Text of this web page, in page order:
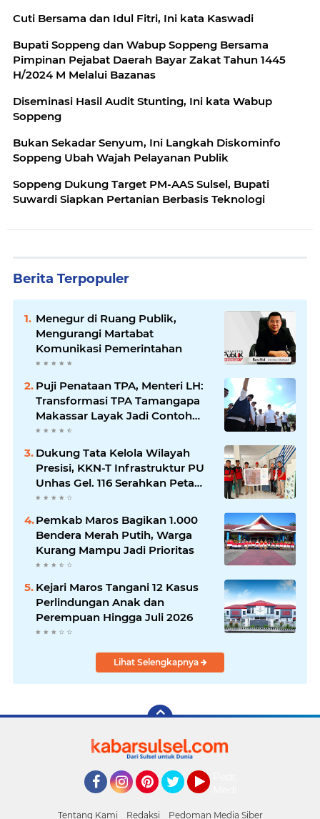
Cuti Bersama dan Idul Fitri, Ini kata Kaswadi
Bupati Soppeng dan Wabup Soppeng Bersama
Pimpinan Pejabat Daerah Bayar Zakat Tahun 1445
H/2024 M Melalui Bazanas
Diseminasi Hasil Audit Stunting, Ini kata Wabup
Soppeng
Bukan Sekadar Senyum, Ini Langkah Diskominfo
Soppeng Ubah Wajah Pelayanan Publik
Soppeng Dukung Target PM-AAS Sulsel, Bupati
Suwardi Siapkan Pertanian Berbasis Teknologi
Berita Terpopuler
Menegur di Ruang Publik,
Mengurangi Martabat
Komunikasi Pemerintahan
Puji Penataan TPA, Menteri LH:
Transformasi TPA Tamangapa
Makassar Layak Jadi Contoh
Nasional
Dukung Tata Kelola Wilayah
Presisi, KKN-T Infrastruktur PU
Unhas Gel. 116 Serahkan Peta
Batas Dusun Berbasis GIS ke
Desa Bonto Matene
Pemkab Maros Bagikan 1.000
Bendera Merah Putih, Warga
Kurang Mampu Jadi Prioritas
Kejari Maros Tangani 12 Kasus
Perlindungan Anak dan
Perempuan Hingga Juli 2026
Lihat Selengkapnya
Tentang Kami Redaksi Pedoman Media Siber